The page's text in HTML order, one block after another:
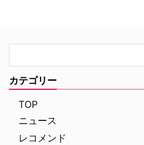
（Netflix／計42話）…232億
6100万分 『ブルーイ』
（Disney+／計154話）.. …
カテゴリー
TOP
ニュース
レコメンド